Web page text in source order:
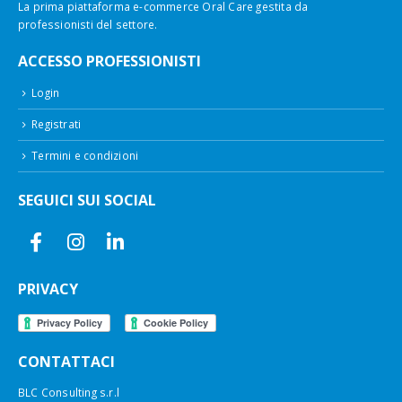
La prima piattaforma e-commerce Oral Care gestita da
professionisti del settore.
ACCESSO PROFESSIONISTI
Login
Registrati
Termini e condizioni
SEGUICI SUI SOCIAL
PRIVACY
CONTATTACI
BLC Consulting s.r.l